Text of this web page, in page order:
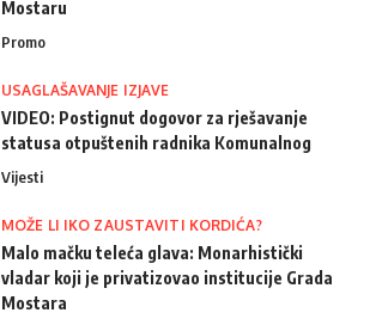
Mostaru
Promo
USAGLAŠAVANJE IZJAVE
VIDEO: Postignut dogovor za rješavanje
statusa otpuštenih radnika Komunalnog
Vijesti
MOŽE LI IKO ZAUSTAVITI KORDIĆA?
Malo mačku teleća glava: Monarhistički
vladar koji je privatizovao institucije Grada
Mostara